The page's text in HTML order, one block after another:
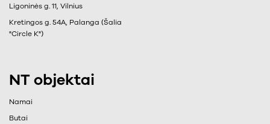
Ligoninės g. 11, Vilnius
Kretingos g. 54A, Palanga (Šalia
"Circle K")
NT objektai
Namai
Butai